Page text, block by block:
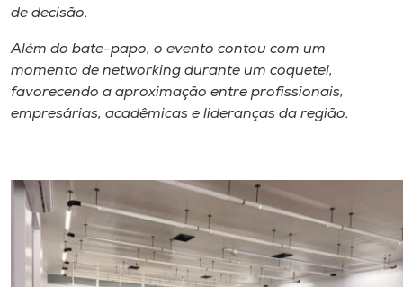
de decisão.
Além do bate-papo, o evento contou com um
momento de networking durante um coquetel,
favorecendo a aproximação entre profissionais,
empresárias, acadêmicas e lideranças da região.